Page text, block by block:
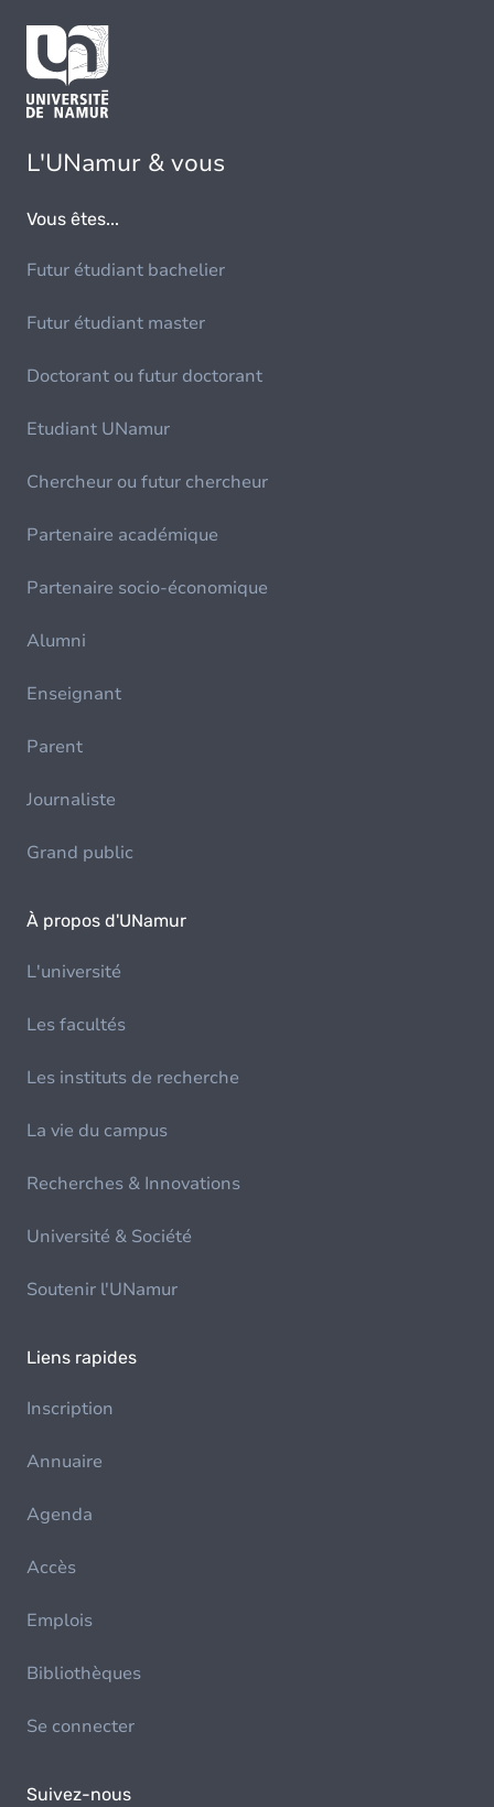
L'UNamur & vous
Vous êtes...
Futur étudiant bachelier
Futur étudiant master
Doctorant ou futur doctorant
Etudiant UNamur
Chercheur ou futur chercheur
Partenaire académique
Partenaire socio-économique
Alumni
Enseignant
Parent
Journaliste
Grand public
À propos d'UNamur
L'université
Les facultés
Les instituts de recherche
La vie du campus
Recherches & Innovations
Université & Société
Soutenir l'UNamur
Liens rapides
Inscription
Annuaire
Agenda
Accès
Emplois
Bibliothèques
Se connecter
Suivez-nous